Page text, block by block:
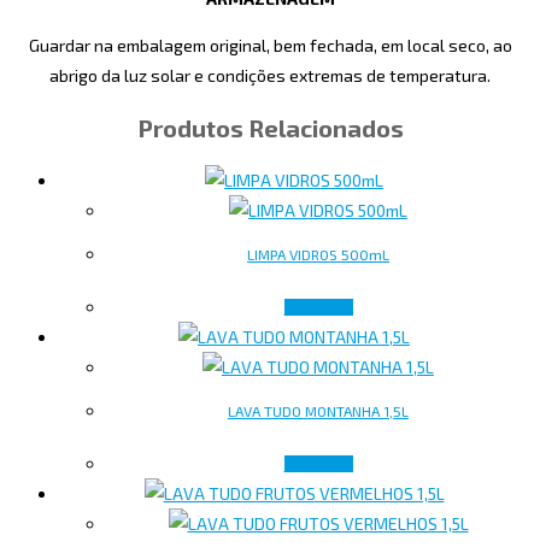
Guardar na embalagem original, bem fechada, em local seco, ao
abrigo da luz solar e condições extremas de temperatura.
Produtos Relacionados
LIMPA VIDROS 500mL
LAVA TUDO MONTANHA 1,5L